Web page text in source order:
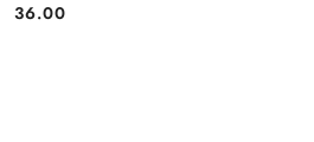
Cena:
36.00